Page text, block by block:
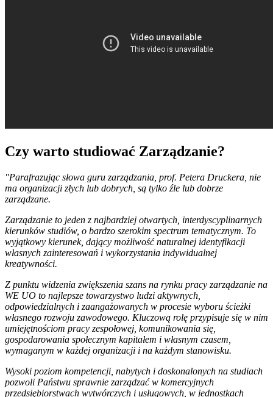
Czy warto studiować Zarządzanie?
"Parafrazując słowa guru zarządzania, prof. Petera Druckera, nie
ma organizacji złych lub dobrych, są tylko źle lub dobrze
zarządzane.
Zarządzanie to jeden z najbardziej otwartych, interdyscyplinarnych
kierunków studiów, o bardzo szerokim spectrum tematycznym. To
wyjątkowy kierunek, dający możliwość naturalnej identyfikacji
własnych zainteresowań i wykorzystania indywidualnej
kreatywności.
Z punktu widzenia zwiększenia szans na rynku pracy zarządzanie na
WE UO to najlepsze towarzystwo ludzi aktywnych,
odpowiedzialnych i zaangażowanych w procesie wyboru ścieżki
własnego rozwoju zawodowego. Kluczową rolę przypisuje się w nim
umiejętnościom pracy zespołowej, komunikowania się,
gospodarowania społecznym kapitałem i własnym czasem,
wymaganym w każdej organizacji i na każdym stanowisku.
Wysoki poziom kompetencji, nabytych i doskonalonych na studiach
pozwoli Państwu sprawnie zarządzać w komercyjnych
przedsiębiorstwach wytwórczych i usługowych, w jednostkach